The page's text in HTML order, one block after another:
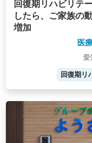
回復期リハビリテ
したら、ご家族の
増加
医
愛
回復期リ